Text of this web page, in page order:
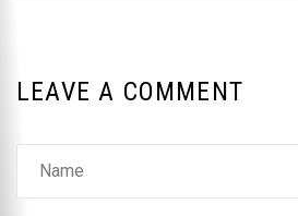
LEAVE A COMMENT